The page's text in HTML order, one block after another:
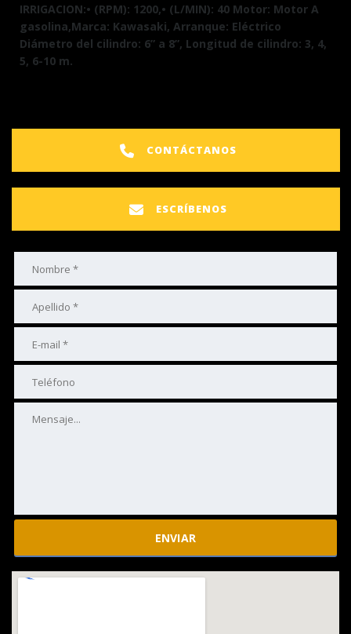
IRRIGACION:• (RPM): 1200,• (L/MIN): 40 Motor: Motor A
gasolina,Marca: Kawasaki, Arranque: Eléctrico
Diámetro del cilindro: 6” a 8”, Longitud de cilindro: 3, 4,
5, 6-10 m.
CONTÁCTANOS
ESCRÍBENOS